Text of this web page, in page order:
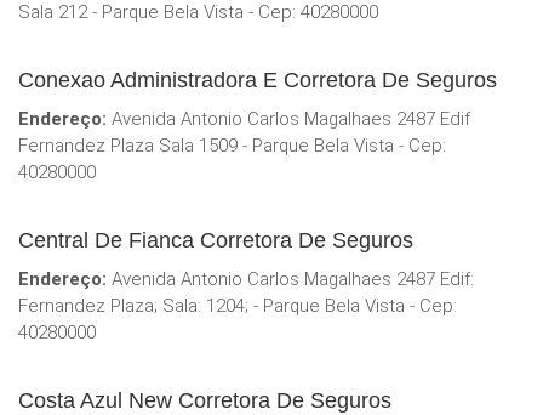
Sala 212 - Parque Bela Vista - Cep: 40280000
Conexao Administradora E Corretora De Seguros
Endereço: Avenida Antonio Carlos Magalhaes 2487 Edif
Fernandez Plaza Sala 1509 - Parque Bela Vista - Cep:
40280000
Central De Fianca Corretora De Seguros
Endereço: Avenida Antonio Carlos Magalhaes 2487 Edif:
Fernandez Plaza; Sala: 1204; - Parque Bela Vista - Cep:
40280000
Costa Azul New Corretora De Seguros